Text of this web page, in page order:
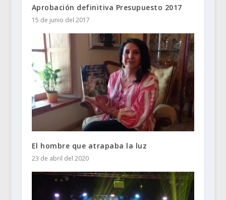
Aprobación definitiva Presupuesto 2017
15 de junio del 2017
El hombre que atrapaba la luz
23 de abril del 2020